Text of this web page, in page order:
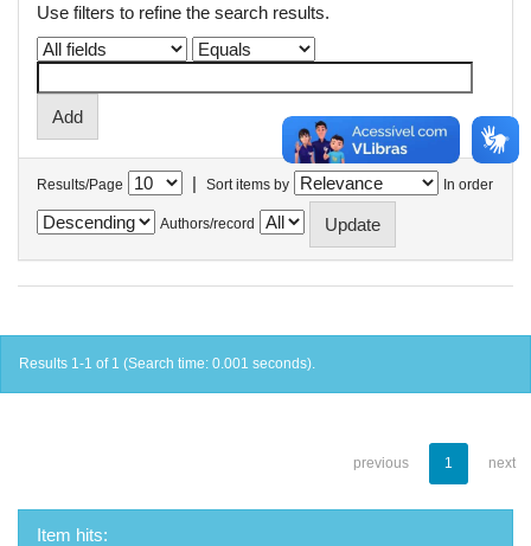
Use filters to refine the search results.
Results/Page | Sort items by In order
Authors/record
Results 1-1 of 1 (Search time: 0.001 seconds).
previous 1 next
Item hits: